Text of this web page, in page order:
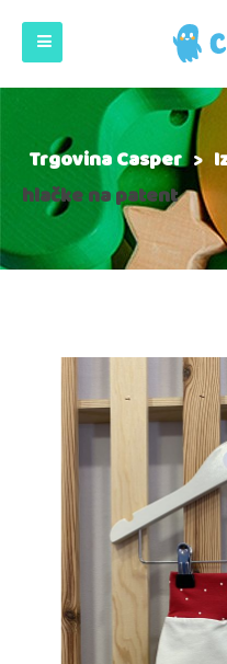
Trgovina Casper>
hlačke na patent